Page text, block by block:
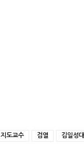
지도교수 검열 김일성대